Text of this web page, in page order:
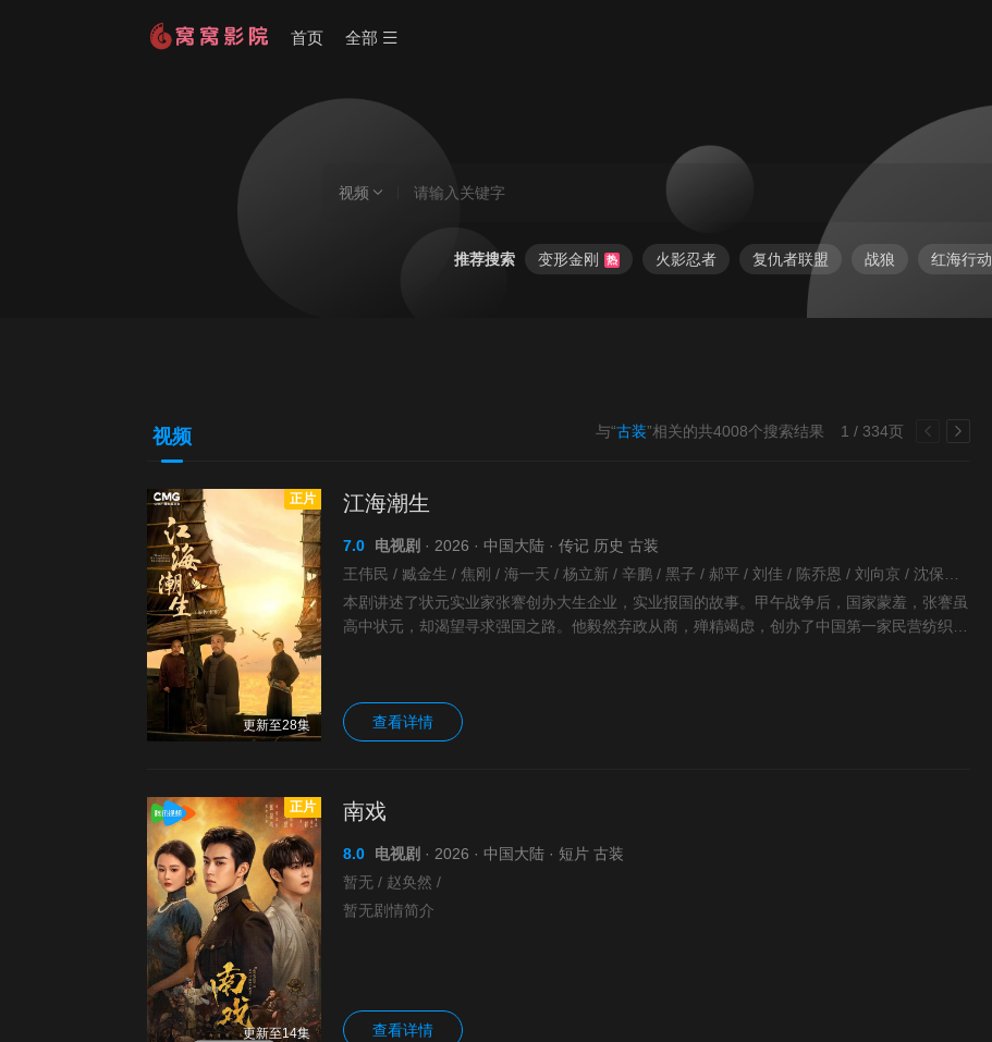
首页 全部
视频
推荐搜索 变形金刚 热 火影忍者 复仇者联盟 战狼 红海行动
视频 1 / 334页
与“古装”相关的共4008个搜索结果
正片
更新至28集
江海潮生
7.0 电视剧 · 2026 · 中国大陆 · 传记 历史 古装
本剧讲述了状元实业家张謇创办大生企业，实业报国的故事。甲午战争后，国家蒙羞，张謇虽
高中状元，却渴望寻求强国之路。他毅然弃政从商，殚精竭虑，创办了中国第一家民营纺织企
查看详情
正片
更新至14集
南戏
8.0 电视剧 · 2026 · 中国大陆 · 短片 古装
暂无 / 赵奂然 /
暂无剧情简介
查看详情